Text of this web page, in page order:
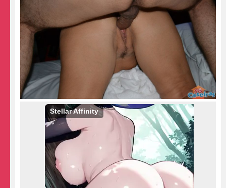
Stellar Affinity